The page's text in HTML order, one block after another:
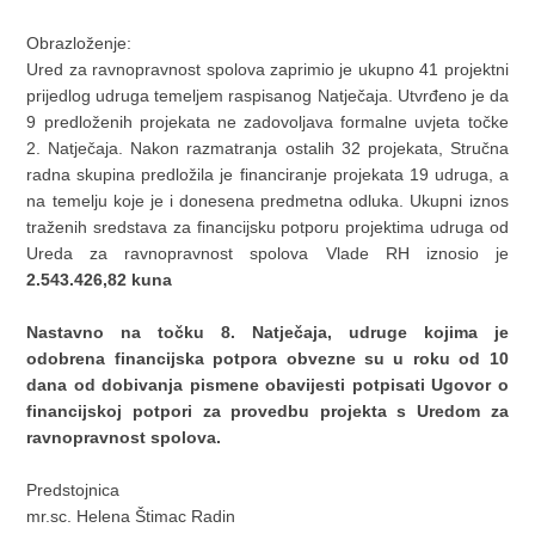
Obrazloženje:
Ured za ravnopravnost spolova zaprimio je ukupno 41 projektni
prijedlog udruga temeljem raspisanog Natječaja. Utvrđeno je da
9 predloženih projekata ne zadovoljava formalne uvjeta točke
2. Natječaja. Nakon razmatranja ostalih 32 projekata, Stručna
radna skupina predložila je financiranje projekata 19 udruga, a
na temelju koje je i donesena predmetna odluka. Ukupni iznos
traženih sredstava za financijsku potporu projektima udruga od
Ureda za ravnopravnost spolova Vlade RH iznosio je
2.543.426,82 kuna
Nastavno na točku 8. Natječaja, udruge kojima je
odobrena financijska potpora obvezne su u roku od 10
dana od dobivanja pismene obavijesti potpisati Ugovor o
financijskoj potpori za provedbu projekta s Uredom za
ravnopravnost spolova.
Predstojnica
mr.sc. Helena Štimac Radin